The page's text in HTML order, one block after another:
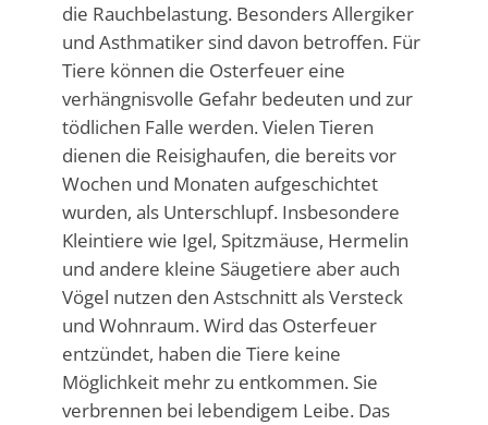
die Rauchbelastung. Besonders Allergiker
und Asthmatiker sind davon betroffen. Für
Tiere können die Osterfeuer eine
verhängnisvolle Gefahr bedeuten und zur
tödlichen Falle werden. Vielen Tieren
dienen die Reisighaufen, die bereits vor
Wochen und Monaten aufgeschichtet
wurden, als Unterschlupf. Insbesondere
Kleintiere wie Igel, Spitzmäuse, Hermelin
und andere kleine Säugetiere aber auch
Vögel nutzen den Astschnitt als Versteck
und Wohnraum. Wird das Osterfeuer
entzündet, haben die Tiere keine
Möglichkeit mehr zu entkommen. Sie
verbrennen bei lebendigem Leibe. Das